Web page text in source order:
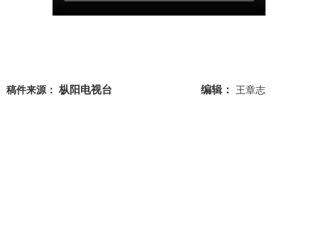
稿件来源： 枞阳电视台 编辑： 王章志